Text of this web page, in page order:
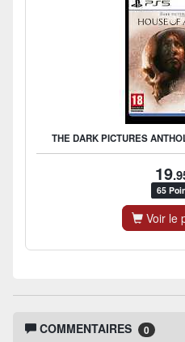
THE DARK PICTURES
19
65
Voir le
COMMENTAIRES 0